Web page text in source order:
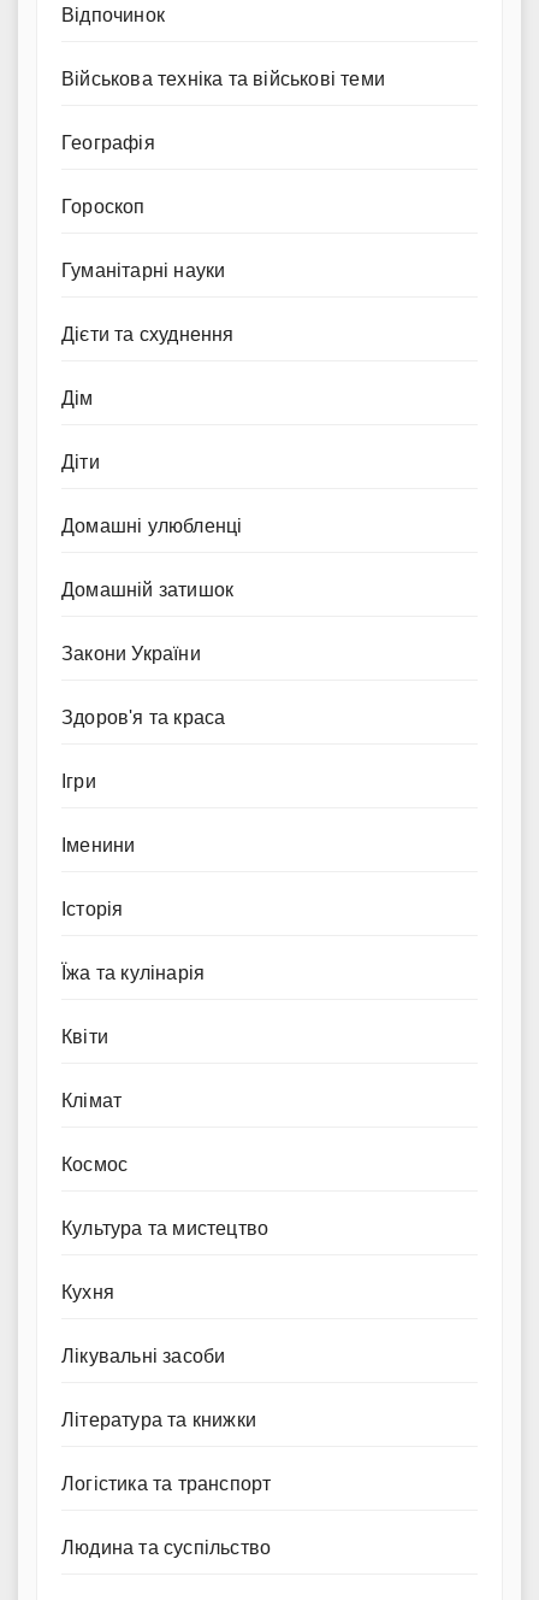
Відпочинок
Військова техніка та військові теми
Географія
Гороскоп
Гуманітарні науки
Дієти та схуднення
Дім
Діти
Домашні улюбленці
Домашній затишок
Закони України
Здоров'я та краса
Ігри
Іменини
Історія
Їжа та кулінарія
Квіти
Клімат
Космос
Культура та мистецтво
Кухня
Лікувальні засоби
Література та книжки
Логістика та транспорт
Людина та суспільство